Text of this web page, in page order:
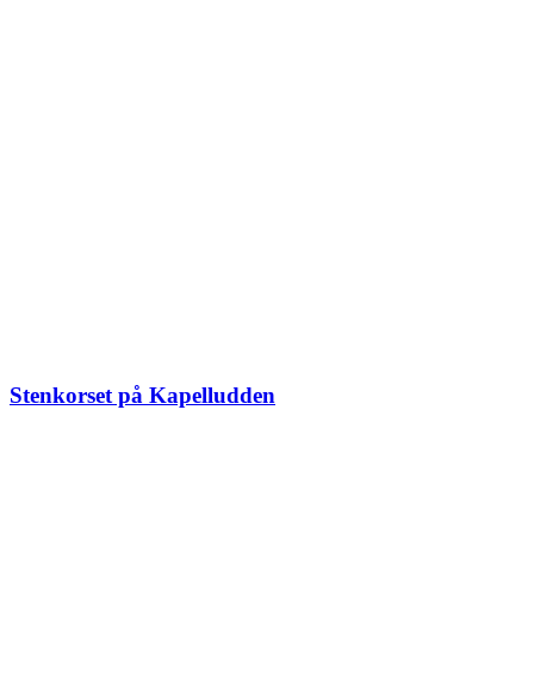
Stenkorset på Kapelludden